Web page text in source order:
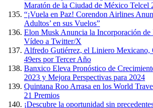
Maratón de la Ciudad de México Telcel
“¡Vuela en Paz! Corendon Airlines
Adultos’ en sus Vuelos”
Elon Musk Anuncia la Incorporación de
Vídeo a Twitter/X
Alfredo Gutiérrez, el Liniero Mexicano,
49ers por Tercer Año
Banxico Eleva Pronóstico de
2023 y Mejora Perspectivas para 2024
Quintana Roo Arrasa en los World
21 Premios
¡Descubre la oportunidad sin